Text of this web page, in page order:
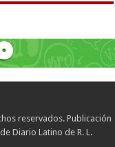
reservados. Publicación
Diario Latino de R. L.